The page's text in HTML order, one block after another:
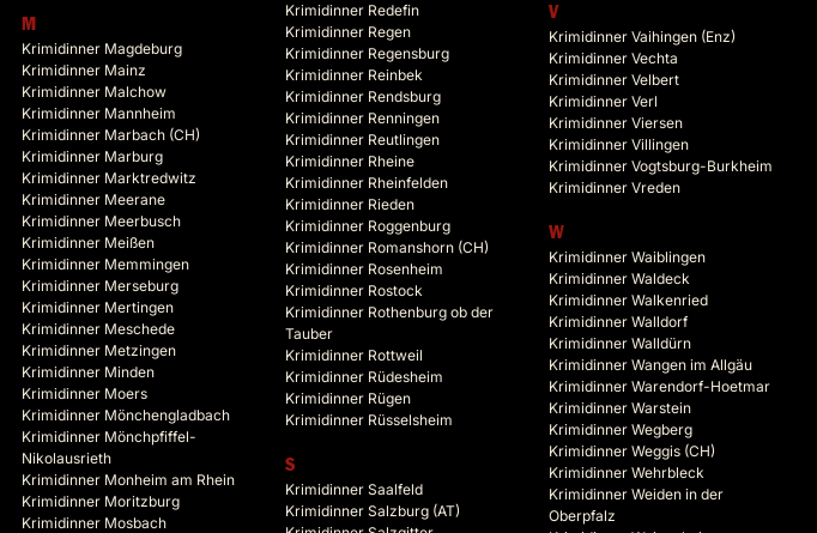
M
Krimidinner Magdeburg
Krimidinner Mainz
Krimidinner Malchow
Krimidinner Mannheim
Krimidinner Marbach (CH)
Krimidinner Marburg
Krimidinner Marktredwitz
Krimidinner Meerane
Krimidinner Meerbusch
Krimidinner Meißen
Krimidinner Memmingen
Krimidinner Merseburg
Krimidinner Mertingen
Krimidinner Meschede
Krimidinner Metzingen
Krimidinner Minden
Krimidinner Moers
Krimidinner Mönchengladbach
Krimidinner Mönchpfiffel-
Nikolausrieth
Krimidinner Monheim am Rhein
Krimidinner Moritzburg
Krimidinner Mosbach
Krimidinner Redefin
Krimidinner Regen
Krimidinner Regensburg
Krimidinner Reinbek
Krimidinner Rendsburg
Krimidinner Renningen
Krimidinner Reutlingen
Krimidinner Rheine
Krimidinner Rheinfelden
Krimidinner Rieden
Krimidinner Roggenburg
Krimidinner Romanshorn (CH)
Krimidinner Rosenheim
Krimidinner Rostock
Krimidinner Rothenburg ob der
Tauber
Krimidinner Rottweil
Krimidinner Rüdesheim
Krimidinner Rügen
Krimidinner Rüsselsheim
S
Krimidinner Saalfeld
Krimidinner Salzburg (AT)
V
Krimidinner Vaihingen (Enz)
Krimidinner Vechta
Krimidinner Velbert
Krimidinner Verl
Krimidinner Viersen
Krimidinner Villingen
Krimidinner Vogtsburg-Burkheim
Krimidinner Vreden
W
Krimidinner Waiblingen
Krimidinner Waldeck
Krimidinner Walkenried
Krimidinner Walldorf
Krimidinner Walldürn
Krimidinner Wangen im Allgäu
Krimidinner Warendorf-Hoetmar
Krimidinner Warstein
Krimidinner Wegberg
Krimidinner Weggis (CH)
Krimidinner Wehrbleck
Krimidinner Weiden in der
Oberpfalz